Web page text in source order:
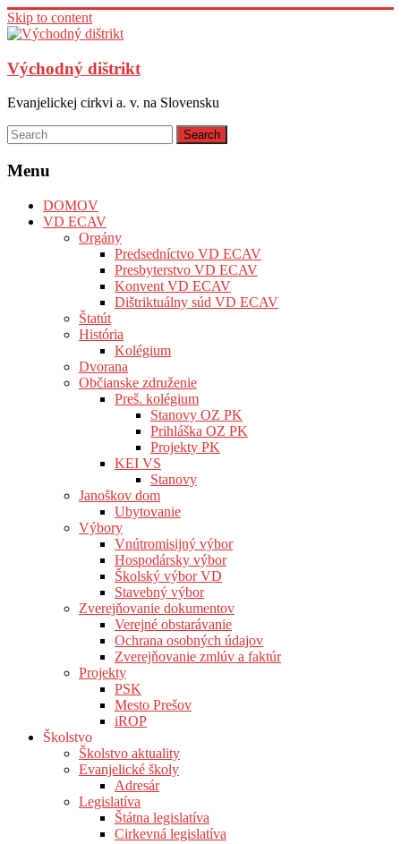
Skip to content
Východný dištrikt
Evanjelickej cirkvi a. v. na Slovensku
Menu
DOMOV
VD ECAV
Orgány
Predsedníctvo VD ECAV
Presbyterstvo VD ECAV
Konvent VD ECAV
Dištriktuálny súd VD ECAV
Štatút
História
Kolégium
Dvorana
Občianske združenie
Preš. kolégium
Stanovy OZ PK
Prihláška OZ PK
Projekty PK
KEI VS
Stanovy
Janoškov dom
Ubytovanie
Výbory
Vnútromisijný výbor
Hospodársky výbor
Školský výbor VD
Stavebný výbor
Zverejňovanie dokumentov
Verejné obstarávanie
Ochrana osobných údajov
Zverejňovanie zmlúv a faktúr
Projekty
PSK
Mesto Prešov
iROP
Školstvo
Školstvo aktuality
Evanjelické školy
Adresár
Legislatíva
Štátna legislatíva
Cirkevná legislatíva